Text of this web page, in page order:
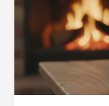
parfait
Irish
coffee